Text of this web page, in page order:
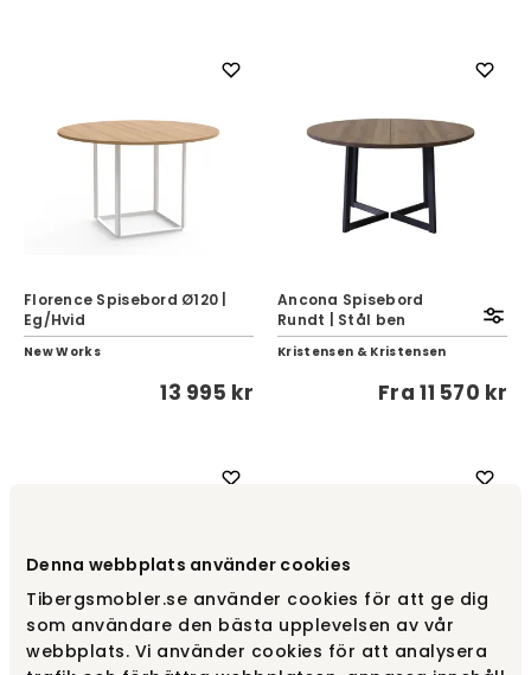
Denna webbplats använder cookies
Tibergsmobler.se använder cookies för att ge dig
som användare den bästa upplevelsen av vår
webbplats. Vi använder cookies för att analysera
Florence Spisebord Ø120 |
Eg/Hvid
New Works
13 995 kr
Ancona Spisebord
Rundt | Stål ben
Kristensen & Kristensen
Fra11 570 kr